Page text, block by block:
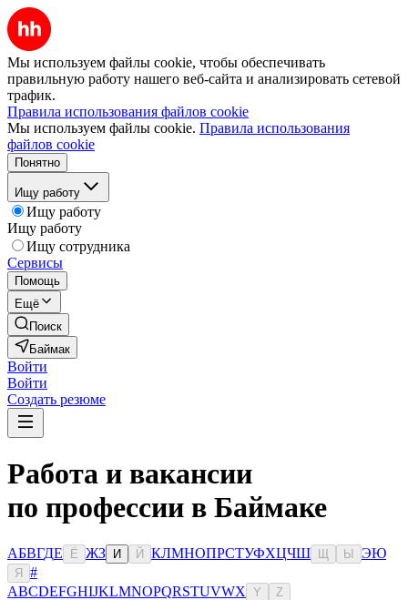
Мы используем файлы cookie, чтобы обеспечивать
правильную работу нашего веб-сайта и анализировать сетевой
трафик.
Правила использования файлов cookie
Мы используем файлы cookie. Правила использования
файлов cookie
Понятно
Ищу работу
Ищу работу
Ищу работу
Ищу сотрудника
Сервисы
Помощь
Ещё
Поиск
Баймак
Войти
Войти
Создать резюме
Работа и вакансии
по профессии в Баймаке
АБВГДЕ Ё ЖЗ И Й КЛМНОПРСТУФХЦЧШ Ы ЭЮ
Я
#
ABCDEFGHIJKLMNOPQRSTUVWX Y Z